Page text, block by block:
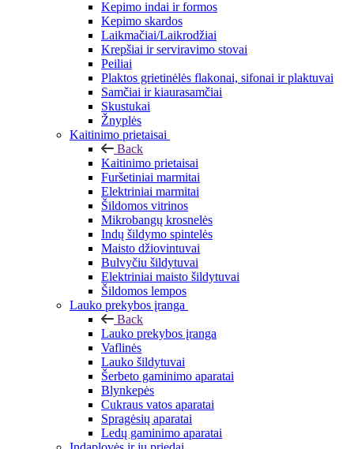
Kepimo indai ir formos
Kepimo skardos
Laikmačiai/Laikrodžiai
Krepšiai ir serviravimo stovai
Peiliai
Plaktos grietinėlės flakonai, sifonai ir plaktuvai
Samčiai ir kiaurasamčiai
Skustukai
Žnyplės
Kaitinimo prietaisai
Back
Kaitinimo prietaisai
Furšetiniai marmitai
Elektriniai marmitai
Šildomos vitrinos
Mikrobangų krosnelės
Indų šildymo spintelės
Maisto džiovintuvai
Bulvyčiu šildytuvai
Elektriniai maisto šildytuvai
Šildomos lempos
Lauko prekybos įranga
Back
Lauko prekybos įranga
Vaflinės
Lauko šildytuvai
Šerbeto gaminimo aparatai
Blynkepės
Cukraus vatos aparatai
Spragėsių aparatai
Ledų gaminimo aparatai